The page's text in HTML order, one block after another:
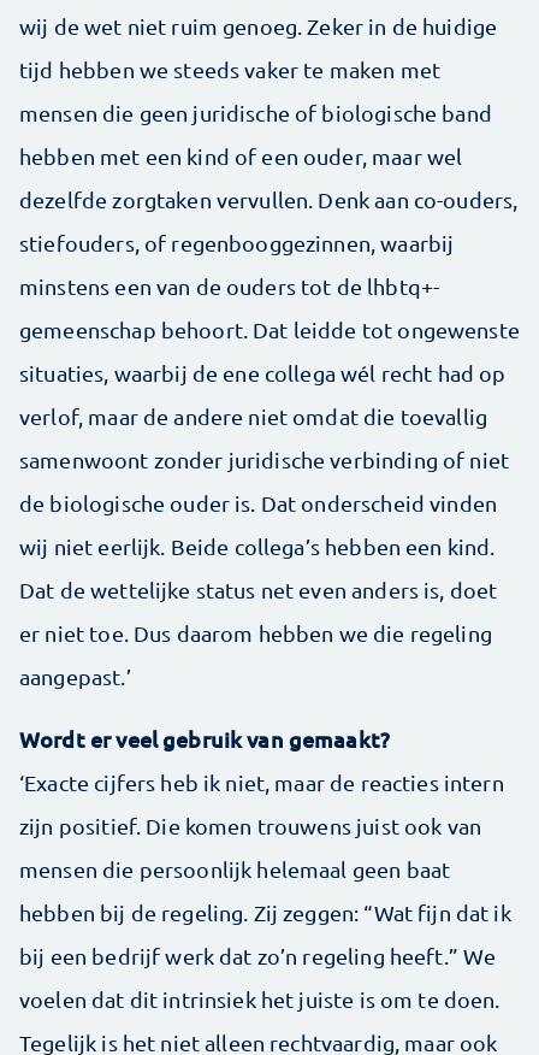
wij de wet niet ruim genoeg. Zeker in de huidige
tijd hebben we steeds vaker te maken met
mensen die geen juridische of biologische band
hebben met een kind of een ouder, maar wel
dezelfde zorgtaken vervullen. Denk aan co-ouders,
stiefouders, of regenbooggezinnen, waarbij
minstens een van de ouders tot de lhbtq+-
gemeenschap behoort. Dat leidde tot ongewenste
situaties, waarbij de ene collega wél recht had op
verlof, maar de andere niet omdat die toevallig
samenwoont zonder juridische verbinding of niet
de biologische ouder is. Dat onderscheid vinden
wij niet eerlijk. Beide collega’s hebben een kind.
Dat de wettelijke status net even anders is, doet
er niet toe. Dus daarom hebben we die regeling
aangepast.’
Wordt er veel gebruik van gemaakt?
‘Exacte cijfers heb ik niet, maar de reacties intern
zijn positief. Die komen trouwens juist ook van
mensen die persoonlijk helemaal geen baat
hebben bij de regeling. Zij zeggen: “Wat fijn dat ik
bij een bedrijf werk dat zo’n regeling heeft.” We
voelen dat dit intrinsiek het juiste is om te doen.
Tegelijk is het niet alleen rechtvaardig, maar ook